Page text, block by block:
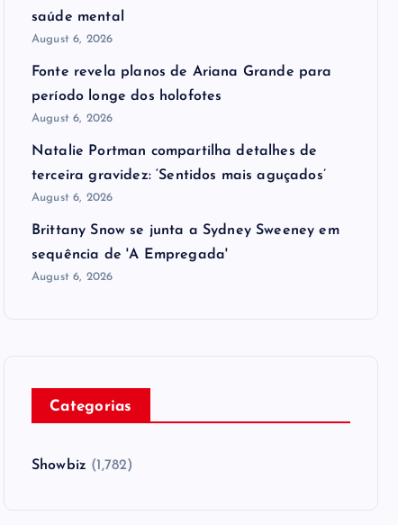
saúde mental
August 6, 2026
Fonte revela planos de Ariana Grande para
período longe dos holofotes
August 6, 2026
Natalie Portman compartilha detalhes de
terceira gravidez: ‘Sentidos mais aguçados’
August 6, 2026
Brittany Snow se junta a Sydney Sweeney em
sequência de ​'A Empregada​'
August 6, 2026
Categorias
Showbiz (1,782)